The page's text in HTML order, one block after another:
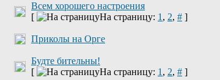
Всем хорошего настроения
[
На страницу: 1 , 2, # ]
Приколы на Орге
Будте бительны!
[
На страницу: 1 , 2, # ]